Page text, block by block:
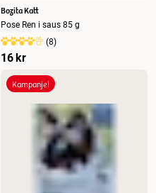
Bozita Katt
Pose Ren i saus 85 g
(8)
16 kr
Kampanje!